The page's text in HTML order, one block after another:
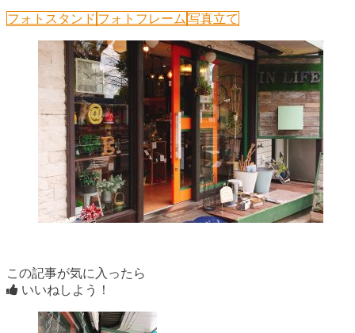
フォトスタンド フォトフレーム 写真立て
この記事が気に入ったら
いいねしよう！